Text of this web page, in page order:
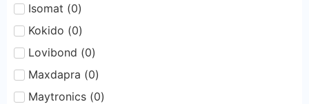
Isomat (0)
Kokido (0)
Lovibond (0)
Maxdapra (0)
Maytronics (0)